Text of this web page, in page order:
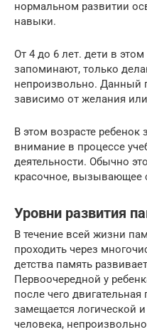
нормальном развитии
навыки.
От 4 до 6 лет. дети в
запоминают, только
непроизвольно. Данный
зависимо от желания
В этом возрасте ребенок
внимание в процессе
деятельности. Обычно
красочное, вызывающее
Уровни развития
В течение всей жизни
проходить через
детства память
Первоочередной у
после чего
замещается логической
человека,